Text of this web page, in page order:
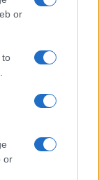
or
to
or
i criteri dei